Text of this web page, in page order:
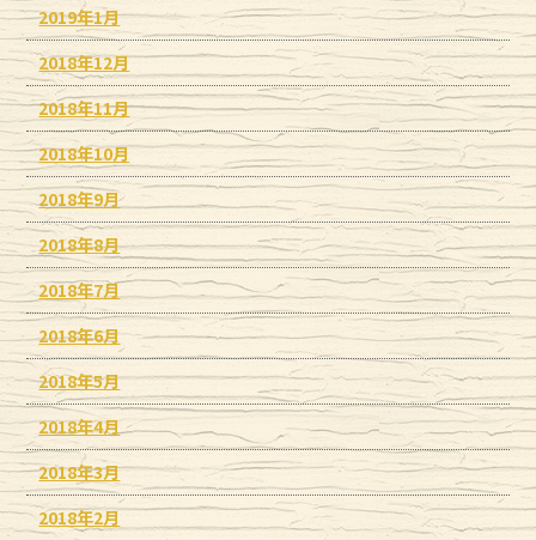
2019年1月
2018年12月
2018年11月
2018年10月
2018年9月
2018年8月
2018年7月
2018年6月
2018年5月
2018年4月
2018年3月
2018年2月